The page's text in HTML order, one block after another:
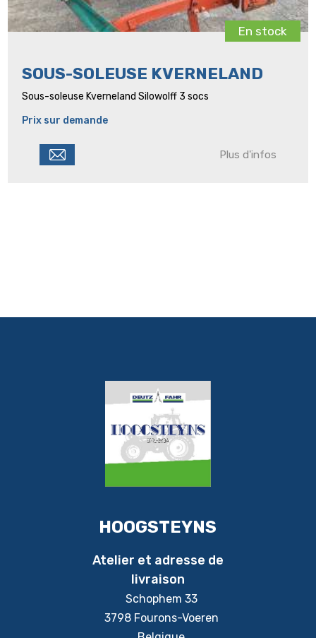
En stock
SOUS-SOLEUSE KVERNELAND
Sous-soleuse Kverneland Silowolff 3 socs
Prix sur demande
Plus d'infos
HOOGSTEYNS
Atelier et adresse de
livraison
Schophem 33
3798 Fourons-Voeren